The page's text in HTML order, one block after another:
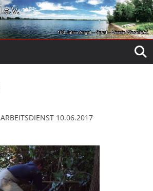
ARBEITSDIENST 10.06.2017